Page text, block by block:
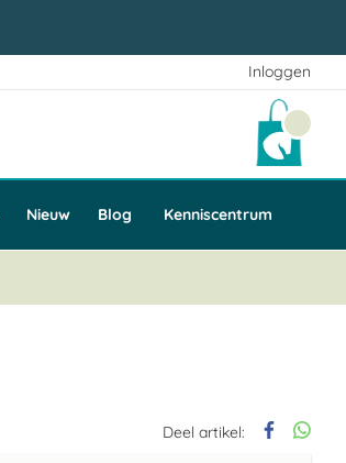
Inloggen
Nieuw Blog Kenniscentrum
Deel artikel: